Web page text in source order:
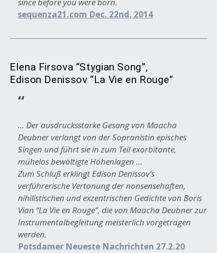
since before you were born.
sequenza21.com Dec. 22nd, 2014
Elena Firsova “Stygian Song”,
Edison Denissov “La Vie en Rouge”
… Der ausdrucksstarke Gesang von Maacha
Deubner verlangt von der Sopranistin episches
Singen und führt sie in zum Teil exorbitante,
mühelos bewältigte Höhenlagen …
Zum Schluß erklingt Edison Denissov’s
verführerische Vertonung der nonsensehaften,
nihilistischen und exzentrischen Gedichte von Boris
Vian “La Vie en Rouge”, die von Maacha Deubner zur
Instrumentalbegleitung meisterlich vorgetragen
werden.
Potsdamer Neueste Nachrichten 27.2.20